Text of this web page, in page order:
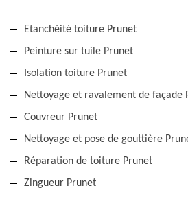
Etanchéité toiture Prunet
Peinture sur tuile Prunet
Isolation toiture Prunet
Nettoyage et ravalement de façade
Couvreur Prunet
Nettoyage et pose de gouttière
Réparation de toiture Prunet
Zingueur Prunet